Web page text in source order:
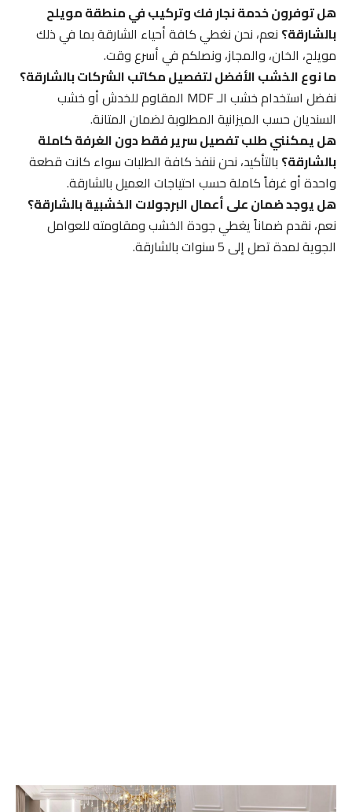
هل توفرون خدمة نجار فك وتركيب في منطقة مويلح
بالشارقة؟نعم، نحن نغطي كافة أحياء الشارقة بما في ذلك
مويلح، الخان، والمجاز، ونصلكم في أسرع وقت.
ما نوع الخشب الأفضل لتفصيل مكاتب الشركات بالشارقة؟
نفضل استخدام خشب الـ MDF المقاوم للخدش أو خشب
السنديان حسب الميزانية المطلوبة لضمان المتانة.
هل يمكنني طلب تفصيل سرير فقط دون الغرفة كاملة
بالشارقة؟بالتأكيد، نحن ننفذ كافة الطلبات سواء كانت قطعة
واحدة أو غرفاً كاملة حسب احتياجات العميل بالشارقة.
هل يوجد ضمان على أعمال البرجولات الخشبية بالشارقة؟
نعم، نقدم ضماناً يغطي جودة الخشب ومقاومته للعوامل
الجوية لمدة تصل إلى 5 سنوات بالشارقة.